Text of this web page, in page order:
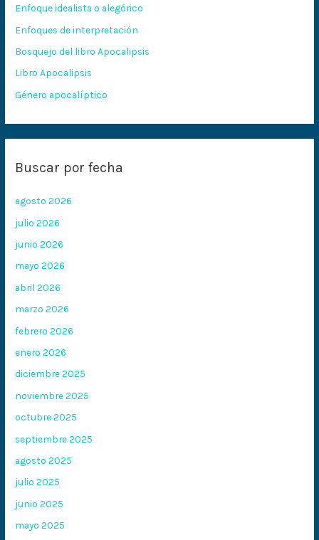
p
o
r
:
Enfoque idealista o alegórico
Enfoques de interpretación
Bosquejo del libro Apocalipsis
Libro Apocalipsis
Género apocalíptico
Buscar por fecha
agosto 2026
julio 2026
junio 2026
mayo 2026
abril 2026
marzo 2026
febrero 2026
enero 2026
diciembre 2025
noviembre 2025
octubre 2025
septiembre 2025
agosto 2025
julio 2025
junio 2025
mayo 2025